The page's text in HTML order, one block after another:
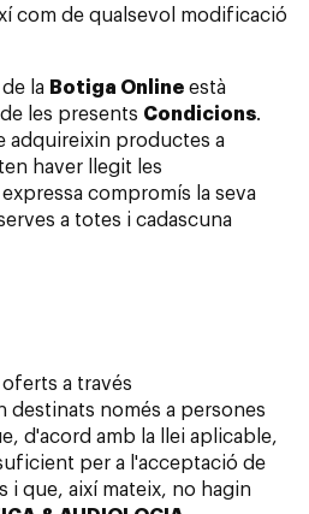
com de qualsevol modificació
la Botiga Online està
les presents Condicions.
adquireixin productes a
haver llegit les
expressa compromís la seva
a totes i cadascuna
a través
destinats només a persones
d'acord amb la llei aplicable,
per a l'acceptació de
i que, així mateix, no hagin